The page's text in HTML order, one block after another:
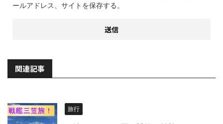
ールアドレス、サイトを保存する。
関連記事
旅行